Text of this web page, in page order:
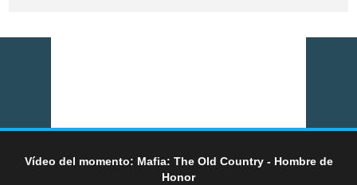
Vídeo del momento: Mafia: The Old Country - Hombre de
Honor